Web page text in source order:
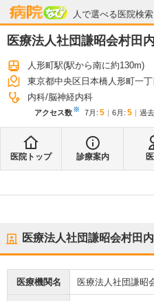
人で選べる医院検索
病院なび
医療法人社団謙昭会村田
人形町駅(駅から南に約130m)
東京都中央区日本橋人形町一
内科 脳神経内科
アクセス数※ 7月 : 5 6月 : 5 過
医院トップ 診療案内
医療法人社団謙昭会村田
医療機関名 医療法人社団謙昭